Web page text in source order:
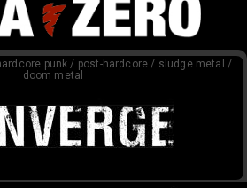
punk / post-hardcore / sludge metal /
doom metal